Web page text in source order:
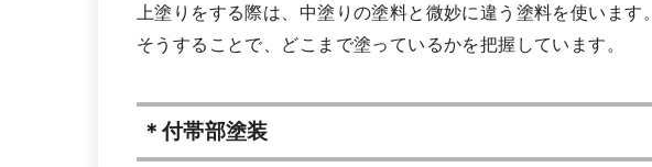
上塗りをする際は、中塗りの塗料と微妙に違う塗料を使います。
そうすることで、どこまで塗っているかを把握しています。
＊付帯部塗装